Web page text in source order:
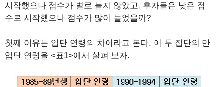
시작했으나 점수가 별로 늘지 않았고, 후자들은 낮은 점
수로 시작했으나 점수가 많이 늘었을까?
첫째 이유는 입단 연령의 차이라고 본다. 이 두 집단의 만
입단 연령을 <표1>에서 살펴 보자.